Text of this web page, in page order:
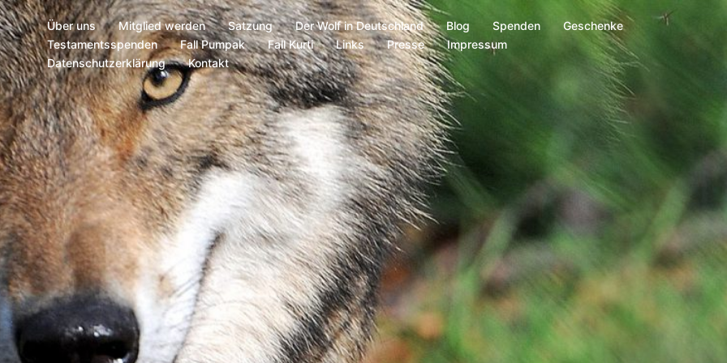
Über uns Mitglied werden Satzung Der Wolf in Deutschland Blog Spenden
Geschenke
Testamentsspenden
Fall Pumpak Fall Kurti Links Presse
Impressum
Datenschutzerklärung
Kontakt